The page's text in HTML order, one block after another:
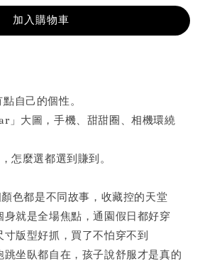
加入購物車
自己的個性。
」大圖，手機、甜甜圈、相機環繞
怎麼選都選到賺到。
色都是不同故事，收藏控的天堂
身就是全場焦點，通園假日都好穿
寸版型好抓，買了不怕穿不到
跳坐臥都自在，孩子說舒服才是真的